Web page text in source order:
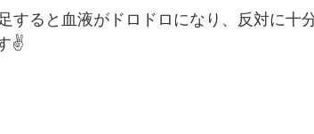
すると血液がドロドロになり、反対に十
✌️